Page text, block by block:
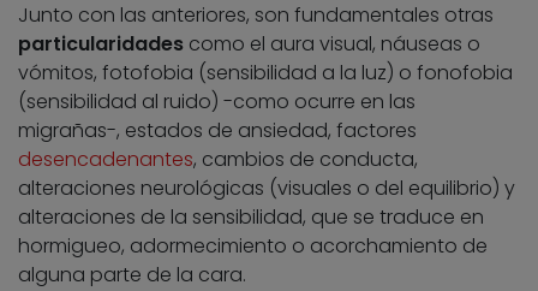
Junto con las anteriores, son fundamentales otras
particularidades como el aura visual, náuseas o
vómitos, fotofobia (sensibilidad a la luz) o fonofobia
(sensibilidad al ruido) -como ocurre en las
migrañas-, estados de ansiedad, factores
desencadenantes, cambios de conducta,
alteraciones neurológicas (visuales o del equilibrio) y
alteraciones de la sensibilidad, que se traduce en
hormigueo, adormecimiento o acorchamiento de
alguna parte de la cara.